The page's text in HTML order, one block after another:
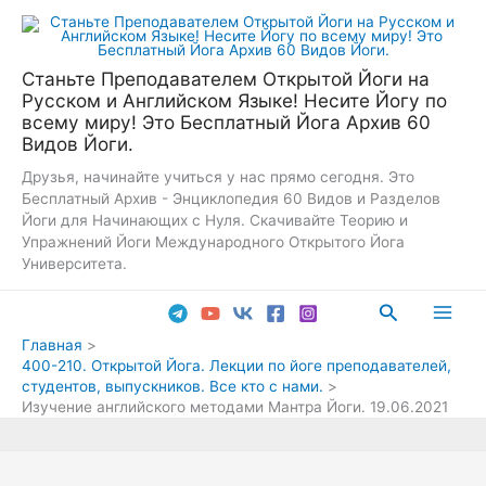
Перейти
Станьте Преподавателем Открытой Йоги на
Русском и Английском Языке! Несите Йогу по
всему миру! Это Бесплатный Йога Архив 60
Видов Йоги.
Друзья, начинайте учиться у нас прямо сегодня. Это
Бесплатный Архив - Энциклопедия 60 Видов и Разделов
Йоги для Начинающих с Нуля. Скачивайте Теорию и
Упражнений Йоги Международного Открытого Йога
Университета.
Поиск
Главная
400-210. Открытой Йога. Лекции по йоге преподавателей,
студентов, выпускников. Все кто с нами.
Изучение английского методами Мантра Йоги. 19.06.2021